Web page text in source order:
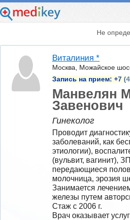
Не
Виталиния *
Москва, Можайское
Запись на прием: +7
Манвелян
Завенович
Гинеколог
Проводит
заболеваний, как
этиологии),
(вульвит, вагинит),
передающиеся
молочница, эрозия
Занимается
железы путем
Стаж с 2006 г.
Врач оказывает